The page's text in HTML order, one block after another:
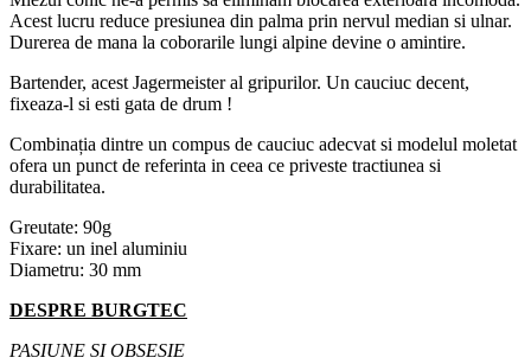
Acest lucru reduce presiunea din palma prin nervul median si ulnar.
Durerea de mana la coborarile lungi alpine devine o amintire.
Bartender, acest Jagermeister al gripurilor. Un cauciuc decent,
fixeaza-l si esti gata de drum !
Combinația dintre un compus de cauciuc adecvat si modelul moletat
ofera un punct de referinta in ceea ce priveste tractiunea si
durabilitatea.
Greutate: 90g
Fixare: un inel aluminiu
Diametru: 30 mm
DESPRE BURGTEC
PASIUNE SI OBSESIE